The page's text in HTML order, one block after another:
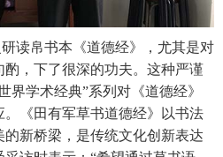
读帛书本《道德经》，尤其是对
，下了很深的功夫。这种严谨
界学术经典”系列对《道德经》
《田有军草书道德经》以书法
新桥梁，是传统文化创新表达